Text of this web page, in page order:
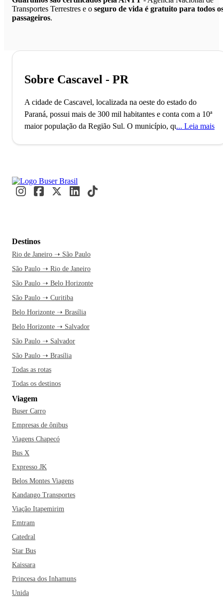
Transportes Terrestres e o seguro de vida é gratuito para todos
passageiros.
Sobre Cascavel - PR
A cidade de Cascavel, localizada na oeste do estado do
Paraná, possui mais de 300 mil habitantes e conta com a 10ª
maior população da Região Sul. O município, que também é
Cascavel é, inclusive, a 3ª melhor cidade do Paraná e a 23ª
do Brasil para se fazer negócios, segundo a Revista Exame.
Casa Dirceu Rosa, uma das construções mais inusitadas do
município, além do Calçadão da Avenida Brasil, repleta de
cafés, sorveterias, revistarias e uma excelente feirinha de
artesanato. Quem viaja para Cascavel, também não pode ir
embora sem experimentar as delícias da gastronomia
com frango e pernil à pururuca. Um dos restaurantes mais
recomendados pelos moradores da cidade é, inclusive, o
Martignoni Bier.
Cascavel possui o 6º maior Produto Interno Bruto (PIB) do
significativo número de praças e parques públicos, é
bastante preocupado com a preservação ambiental. Dentre
os eventos mais populares realizados pela cidade estão o
Cascavel de Ouro, prova automobilística brasileira
considerada a principal do Brasil na categoria Turismo, a
Feira Agropecuária e Industrial de Cascavel (Expovel) e a
Se você está planejando adquirir uma passagem para viajar
pra Cascavel, não pode deixar de inserir um passeio pelo
Parque Ecológico Paulo Gorski, o Zoológico Municipal de
Cascavel, o Teatro Municipal e a Ponte Molhada. Dentre os
restaurantes mais famosos da cidade estão ainda a Pizzaria
aqueles que buscam um lugar tranquilo e sossegado para as
férias com a família.
Leia mais
Destinos
Rio de Janeiro ➝ São Paulo
São Paulo ➝ Rio de Janeiro
São Paulo ➝ Belo Horizonte
São Paulo ➝ Curitiba
Belo Horizonte ➝ Brasília
Belo Horizonte ➝ Salvador
São Paulo ➝ Salvador
São Paulo ➝ Brasília
Todas as rotas
Todas os destinos
Viagem
Buser Carro
Empresas de ônibus
Viagens Chapecó
Bus X
Expresso JK
Belos Montes Viagens
Kandango Transportes
Viação Itapemirim
Emtram
Catedral
Star Bus
Kaissara
Princesa dos Inhamuns
Unida